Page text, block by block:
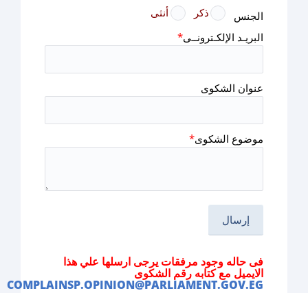
الجنس ذكر
أنثى
البريـد الإلكـترونــى*
عنوان الشكوى
موضوع الشكوى*
فى حاله وجود مرفقات يرجى ارسلها علي هذا
الايميل مع كتابه رقم الشكوى
COMPLAINSP.OPINION@PARLIAMENT.GOV.EG